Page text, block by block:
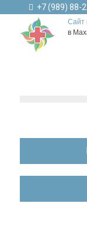
+7 (989) 88-
Сайт
в